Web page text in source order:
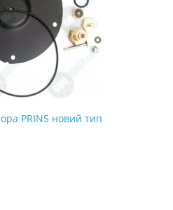
PRINS новий тип